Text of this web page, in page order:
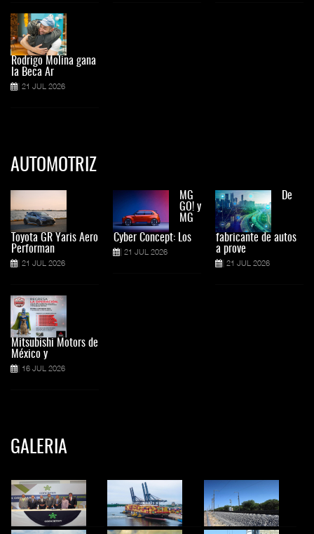
Rodrigo Molina gana
la Beca Ar
21 JUL 2026
AUTOMOTRIZ
Toyota GR Yaris Aero
Performan
21 JUL 2026
Mitsubishi Motors de
México y
16 JUL 2026
MG
GO! y
MG
Cyber Concept: Los
21 JUL 2026
De
fabricante de autos
a prove
21 JUL 2026
GALERIA